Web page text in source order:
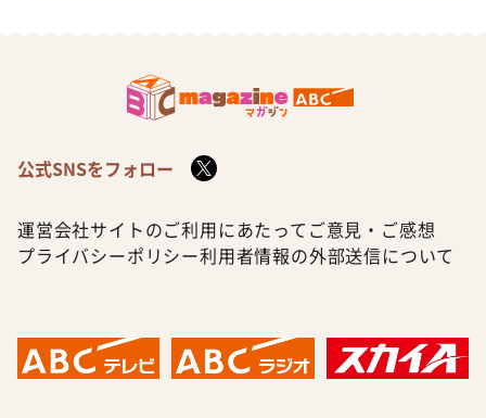
公式SNSをフォロー
運営会社サイトのご利用にあたって ご意見・ご感想
プライバシーポリシー利用者情報の外部送信について